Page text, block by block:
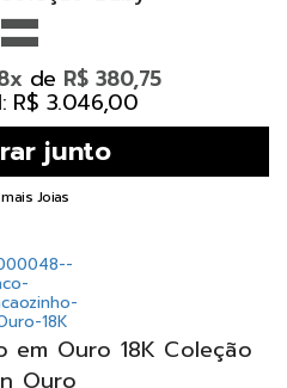
=de R$ 380,75
R$ 3.046,00
Joias
em Ouro 18K Coleção
Ouro